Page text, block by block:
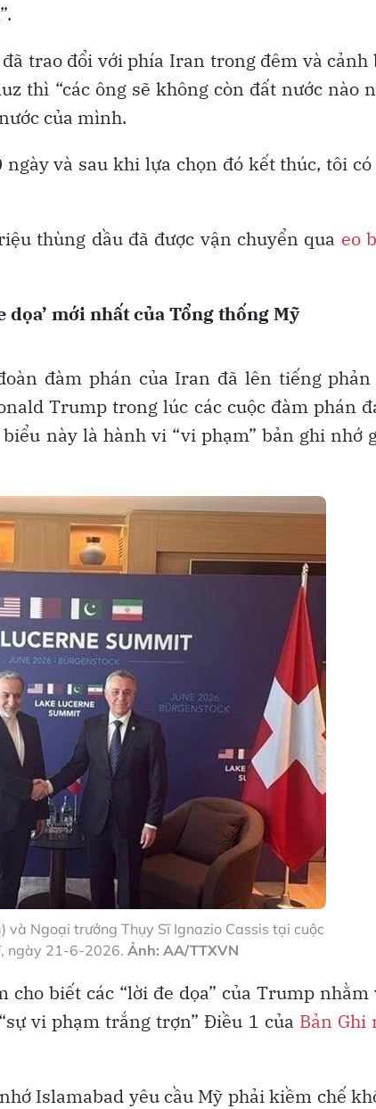
trao đổi với phía Iran trong đêm và cảnh
thì “các ông sẽ không còn đất nước nào
của mình.
và sau khi lựa chọn đó kết thúc, tôi có
thùng dầu đã được vận chuyển qua eo
mới nhất của Tổng thống Mỹ
đàm phán của Iran đã lên tiếng
Trump trong lúc các cuộc đàm phán
này là hành vi “vi phạm” bản ghi nhớ
Ngoại trưởng Thụy Sĩ Ignazio Cassis tại cuộc
ngày 21-6-2026. Ảnh: AA/TTXVN
biết các “lời đe dọa” của Trump nhằm
vi phạm trắng trợn” Điều 1 của Bản Ghi
Islamabad yêu cầu Mỹ phải kiềm chế